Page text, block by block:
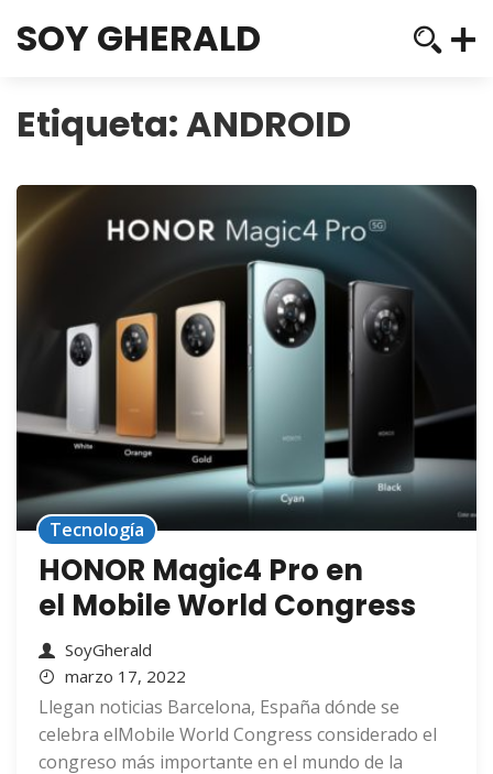
SOY GHERALD
Etiqueta:ANDROID
Tecnología
HONOR Magic4 Pro en
el Mobile World Congress
SoyGherald
marzo 17, 2022
Llegan noticias Barcelona, España dónde se
celebra elMobile World Congress considerado el
congreso más importante en el mundo de la